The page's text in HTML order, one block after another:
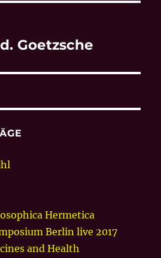
Goetzsche
Hermetica
Berlin live 2017
and Health